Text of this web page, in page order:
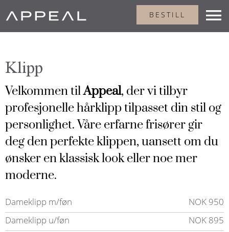
Klipp
Velkommen tilAppeal, der vi tilbyr
profesjonelle hårklipp tilpasset din stil og
personlighet. Våre erfarne frisører gir
deg den perfekte klippen, uansett om du
ønsker en klassisk look eller noe mer
moderne.
Dameklipp m/føn
NOK 950
Dameklipp u/føn
NOK 895